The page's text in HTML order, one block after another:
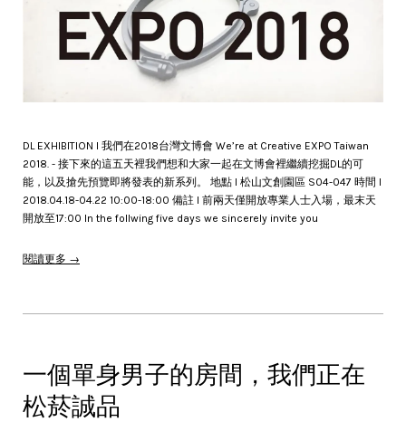
DL EXHIBITION l 我們在2018台灣文博會 We’re at Creative EXPO Taiwan
2018. - 接下來的這五天裡我們想和大家一起在文博會裡繼續挖掘DL的可
能，以及搶先預覽即將發表的新系列。 地點 l 松山文創園區 S04-047 時間 l
2018.04.18-04.22 10:00-18:00 備註 l 前兩天僅開放專業人士入場，最末天
開放至17:00 In the follwing five days we sincerely invite you
閱讀更多 →
一個單身男子的房間，我們正在
松菸誠品